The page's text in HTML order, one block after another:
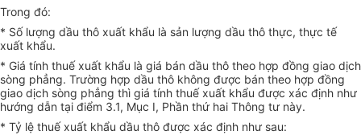
Trong đó:
* Số lượng dầu thô xuất khẩu là sản lượng dầu thô thực, thực tế
xuất khẩu.
* Giá tính thuế xuất khẩu là giá bán dầu thô theo hợp đồng giao dịch
sòng phẳng. Trường hợp dầu thô không được bán theo hợp đồng
giao dịch sòng phẳng thì giá tính thuế xuất khẩu được xác định như
hướng dẫn tại điểm 3.1, Mục I, Phần thứ hai Thông tư này.
* Tỷ lệ thuế xuất khẩu dầu thô được xác định như sau: